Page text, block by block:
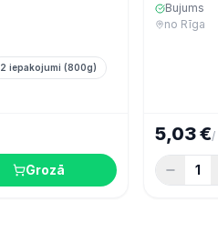
2 iepakojumi (800g)
Grozā
Bujums
no Rīga
5,03 €/
1